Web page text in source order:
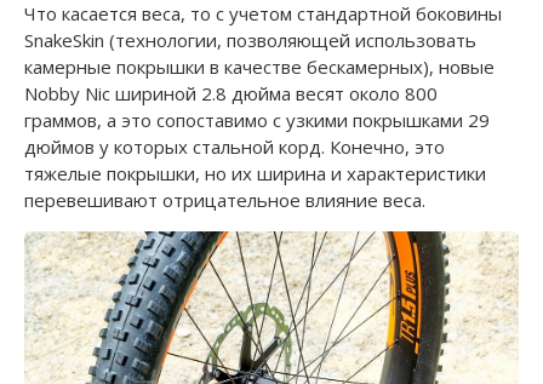
Что касается веса, то с учетом стандартной боковины
SnakeSkin (технологии, позволяющей использовать
камерные покрышки в качестве бескамерных), новые
Nobby Nic шириной 2.8 дюйма весят около 800
граммов, а это сопоставимо с узкими покрышками 29
дюймов у которых стальной корд. Конечно, это
тяжелые покрышки, но их ширина и характеристики
перевешивают отрицательное влияние веса.